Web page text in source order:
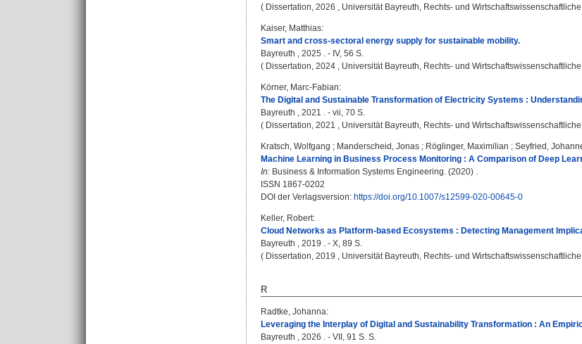
( Dissertation, 2026 , Universität Bayreuth, Rechts- und
Kaiser, Matthias:
Smart and cross-sectoral energy supply for sustainable mobility.
Bayreuth , 2025 . - IV, 56 S.
( Dissertation, 2024 , Universität Bayreuth, Rechts- und
Körner, Marc-Fabian:
The Digital and Sustainable Transformation of Electricity Systems :
Bayreuth , 2021 . - vii, 70 S.
( Dissertation, 2021 , Universität Bayreuth, Rechts- und
Kratsch, Wolfgang ; Manderscheid, Jonas ; Röglinger, Maximilian ; Seyfried,
Machine Learning in Business Process Monitoring : A Comparison of Deep
In: Business & Information Systems Engineering. (2020) .
ISSN 1867-0202
DOI der Verlagsversion: https://doi.org/10.1007/s12599-020-00645-0
Keller, Robert:
Cloud Networks as Platform-based Ecosystems : Detecting Management
Bayreuth , 2019 . - X, 89 S.
( Dissertation, 2019 , Universität Bayreuth, Rechts- und
R
Radtke, Johanna:
Leveraging the Interplay of Digital and Sustainability Transformation : An
Bayreuth , 2026 . - VII, 91 S. S.